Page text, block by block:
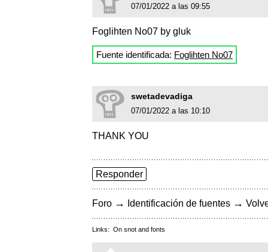
07/01/2022 a las 09:55
Foglihten No07 by gluk
Fuente identificada: Foglihten No07
swetadevadiga
07/01/2022 a las 10:10
THANK YOU
Responder
Foro → Identificación de fuentes →
Links: On snot and fonts